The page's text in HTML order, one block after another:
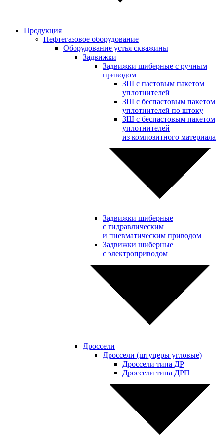
Продукция
Нефтегазовое оборудование
Оборудование устья скважины
Задвижки
Задвижки шиберные с ручным
приводом
ЗШ с пастовым пакетом
уплотнителей
ЗШ с беспастовым пакетом
уплотнителей по штоку
ЗШ с беспастовым пакетом
уплотнителей
из композитного материала
Задвижки шиберные
с гидравлическим
и пневматическим приводом
Задвижки шиберные
с электроприводом
Дроссели
Дроссели (штуцеры угловые)
Дроссели типа ДР
Дроссели типа ДРП